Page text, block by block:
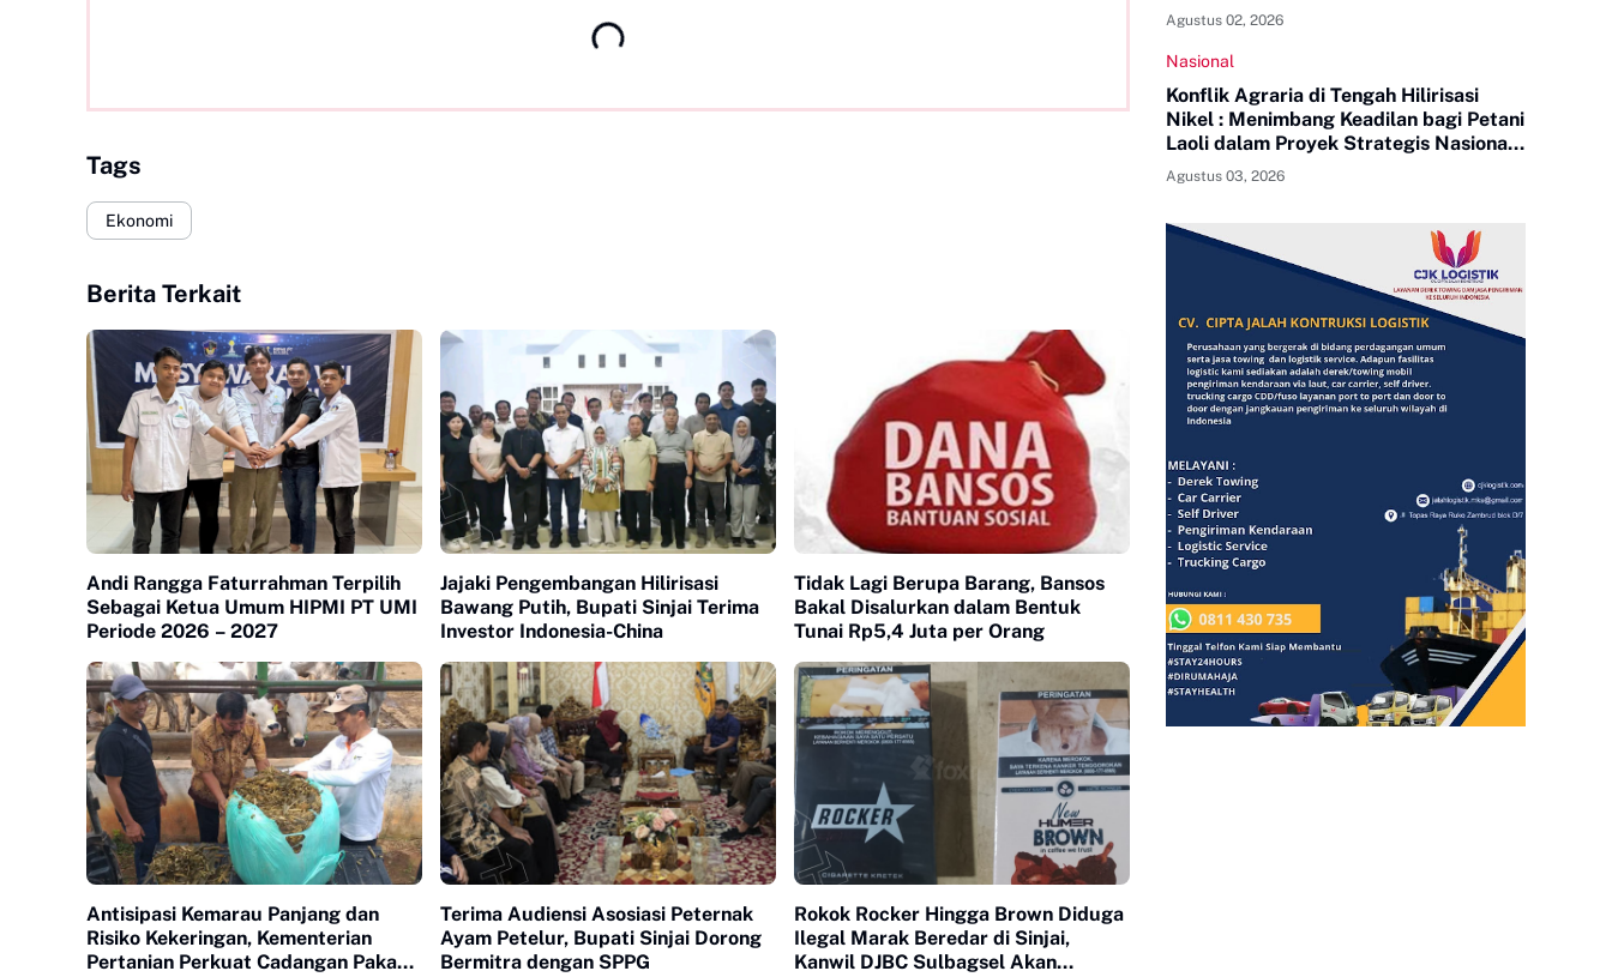
Tags
Ekonomi
Berita Terkait
Andi Rangga Faturrahman Terpilih
Sebagai Ketua Umum HIPMI PT UMI
Periode 2026 – 2027
Jajaki Pengembangan Hilirisasi
Bawang Putih, Bupati Sinjai Terima
Investor Indonesia-China
Tidak Lagi Berupa Barang, Bansos
Bakal Disalurkan dalam Bentuk
Tunai Rp5,4 Juta per Orang
Antisipasi Kemarau Panjang dan
Risiko Kekeringan, Kementerian
Pertanian Perkuat Cadangan Pakan
Terima Audiensi Asosiasi Peternak
Ayam Petelur, Bupati Sinjai Dorong
Bermitra dengan SPPG
Rokok Rocker Hingga Brown Diduga
Ilegal Marak Beredar di Sinjai,
Kanwil DJBC Sulbagsel Akan
Agustus 02, 2026
Nasional
Konflik Agraria di Tengah Hilirisasi
Nikel : Menimbang Keadilan bagi Petani
Laoli dalam Proyek Strategis Nasional
PT Indonesia Huali Industry Park
Agustus 03, 2026